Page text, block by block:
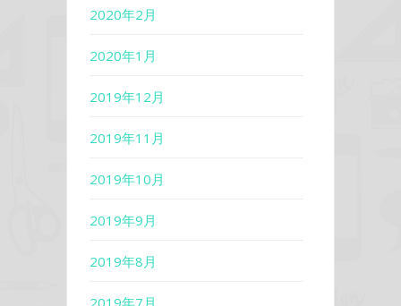
2020年2月
2020年1月
2019年12月
2019年11月
2019年10月
2019年9月
2019年8月